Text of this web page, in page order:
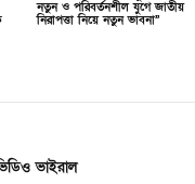
নতুন ও পরিবর্তনশীল যুগে জাতীয়
নিরাপত্তা নিয়ে নতুন ভাবনা”
ভাইরাল